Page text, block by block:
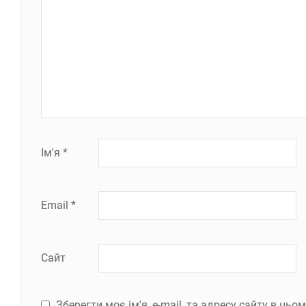
Ім'я *
Email *
Сайт